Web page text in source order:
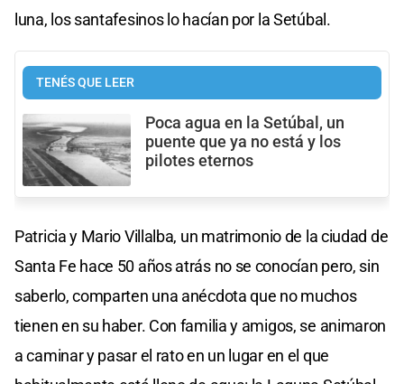
luna, los santafesinos lo hacían por la Setúbal.
TENÉS QUE LEER
Poca agua en la Setúbal, un
puente que ya no está y los
pilotes eternos
Patricia y Mario Villalba, un matrimonio de la ciudad de
Santa Fe hace 50 años atrás no se conocían pero, sin
saberlo, comparten una anécdota que no muchos
tienen en su haber. Con familia y amigos, se animaron
a caminar y pasar el rato en un lugar en el que